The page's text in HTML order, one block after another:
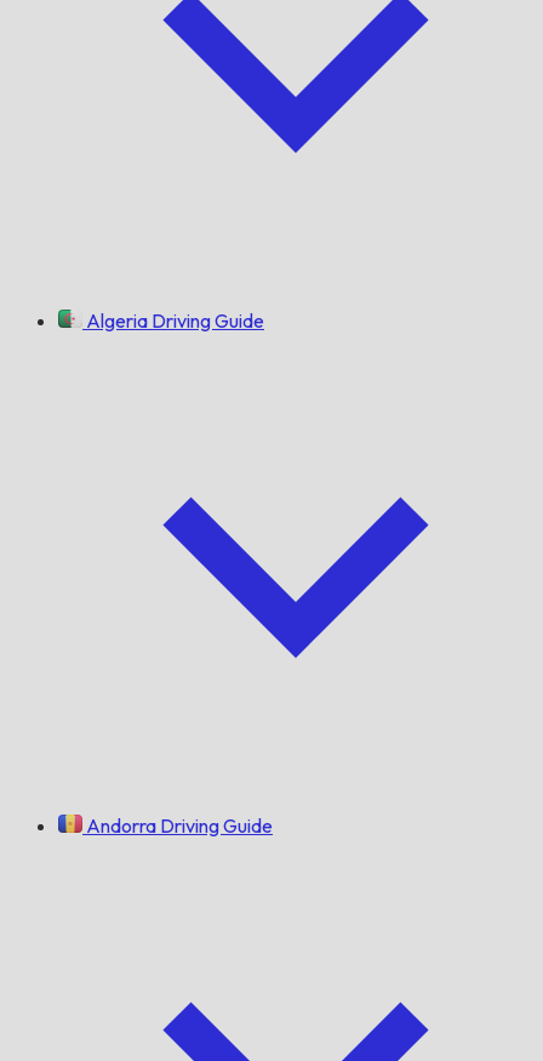
Algeria Driving Guide
Andorra Driving Guide